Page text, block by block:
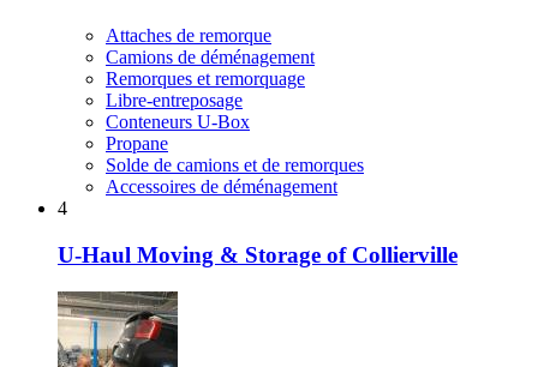
Attaches de remorque
Camions de déménagement
Remorques et remorquage
Libre-entreposage
Conteneurs U-Box
Propane
Solde de camions et de remorques
Accessoires de déménagement
4
U-Haul Moving & Storage of Collierville